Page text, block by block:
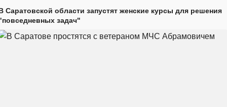
Саратовской области запустят женские курсы для решения
задач"